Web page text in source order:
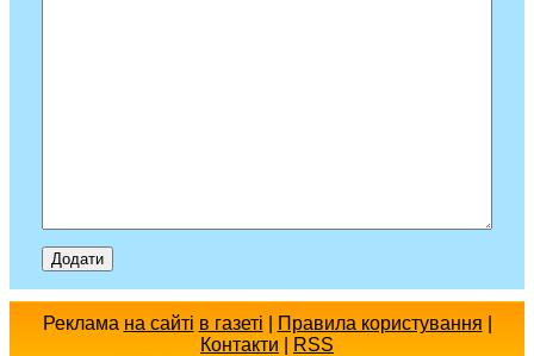
Реклама на сайті в газеті Правила користування
Контакти
RSS